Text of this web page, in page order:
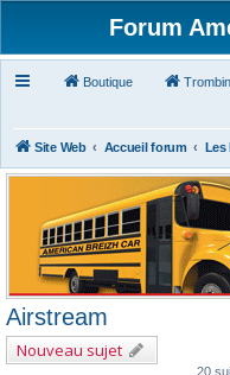
Forum
Boutique
Site Web Accueil forum
Airstream
Nouveau sujet
20